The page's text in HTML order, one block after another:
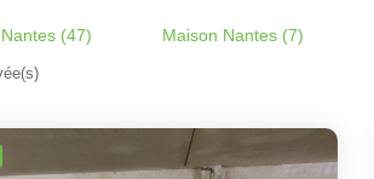
(47) Maison Nantes (7)